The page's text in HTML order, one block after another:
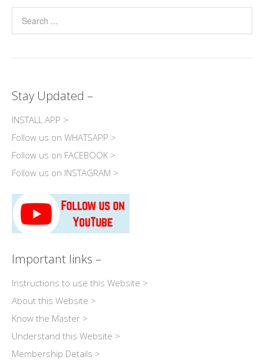
Stay Updated –
INSTALL APP >
Follow us on WHATSAPP >
Follow us on FACEBOOK >
Follow us on INSTAGRAM >
Important links –
Instructions to use this Website >
About this Website >
Know the Master >
Understand this Website >
Membership Details >